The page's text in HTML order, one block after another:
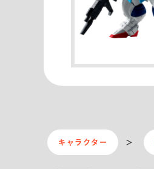
キャラクター